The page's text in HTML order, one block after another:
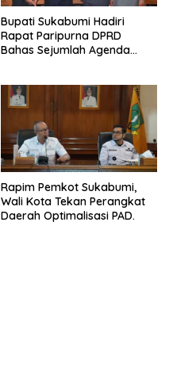
Bupati Sukabumi Hadiri
Rapat Paripurna DPRD
Bahas Sejumlah Agenda
Rapim Pemkot Sukabumi,
Wali Kota Tekan Perangkat
Daerah Optimalisasi PAD.